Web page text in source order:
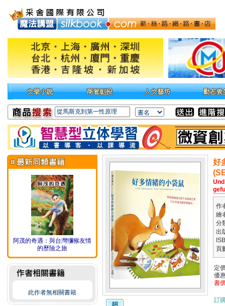
阿茂的奇遇：與台灣獼猴友情
的歷險之旅
此作者無相關書籍
好
作
繪
分
出
頁
定
優
書
訂